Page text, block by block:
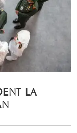
LA